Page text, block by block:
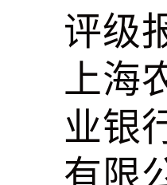
评级
上海
业银
有限